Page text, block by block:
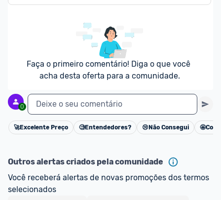
Faça o primeiro comentário! Diga o que você
acha desta oferta para a comunidade.
0 Deixe o seu comentário
Cancelar
🚀Excelente Preço 🧐Entendedores? 😢 Não Consegui 🤩
Outros alertas criados pela comunidade
Você receberá alertas de novas promoções dos termos
selecionados